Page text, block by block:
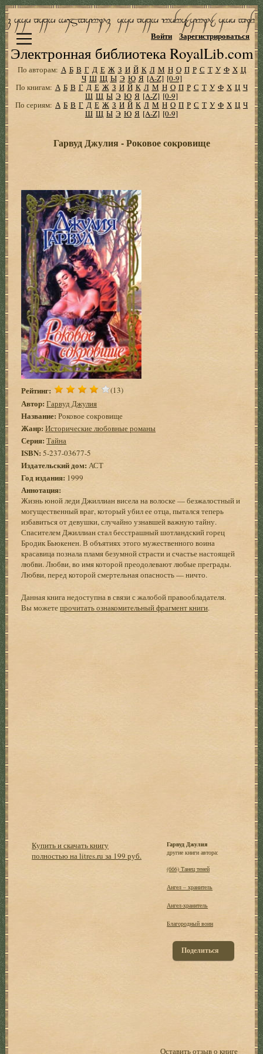
Электронная библиотека RoyalLib.com
Войти Зарегистрироваться
По авторам: А Б В Г Д Е Ж З И Й К Л М Н О П Р С Т У Ф Х Ц
Ч Ш Щ Ы Э Ю Я [A-Z] [0-9]
По книгам: А Б В Г Д Е Ж З И Й К Л М Н О П Р С Т У Ф Х Ц Ч
Ш Щ Ы Э Ю Я [A-Z] [0-9]
По сериям: А Б В Г Д Е Ж З И Й К Л М Н О П Р С Т У Ф Х Ц Ч
Ш Щ Ы Э Ю Я [A-Z] [0-9]
Гарвуд Джулия - Роковое сокровище
Рейтинг: (13)
Автор: Гарвуд Джулия
Название: Роковое сокровище
Жанр: Исторические любовные романы
Серия: Тайна
ISBN: 5-237-03677-5
Издательский дом:АСТ
Год издания: 1999
Аннотация:
Жизнь юной леди Джиллиан висела на волоске — безжалостный и
могущественный враг, который убил ее отца, пытался теперь
избавиться от девушки, случайно узнавшей важную тайну.
Спасителем Джиллиан стал бесстрашный шотландский горец
Бродик Бьюкенен. В объятиях этого мужественного воина
красавица познала пламя безумной страсти и счастье настоящей
любви. Любви, во имя которой преодолевают любые преграды.
Любви, перед которой смертельная опасность — ничто.
Данная книга недоступна в связи с жалобой правообладателя.
Вы можетепрочитать ознакомительный фрагмент книги.
Купить и скачать книгу
полностью на litres.ru за 199 руб.
Гарвуд Джулия
другие книги автора:
(бб6) Танец теней
Ангел – хранитель
Ангел-хранитель
Благородный воин
Поделиться
Оставить отзыв о книге